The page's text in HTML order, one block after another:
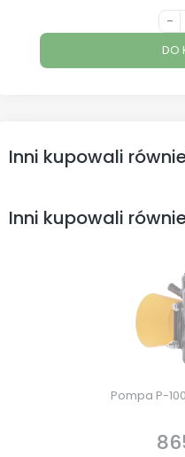
-
DO
Inni kupowali
Inni kupowali
Pompa P-